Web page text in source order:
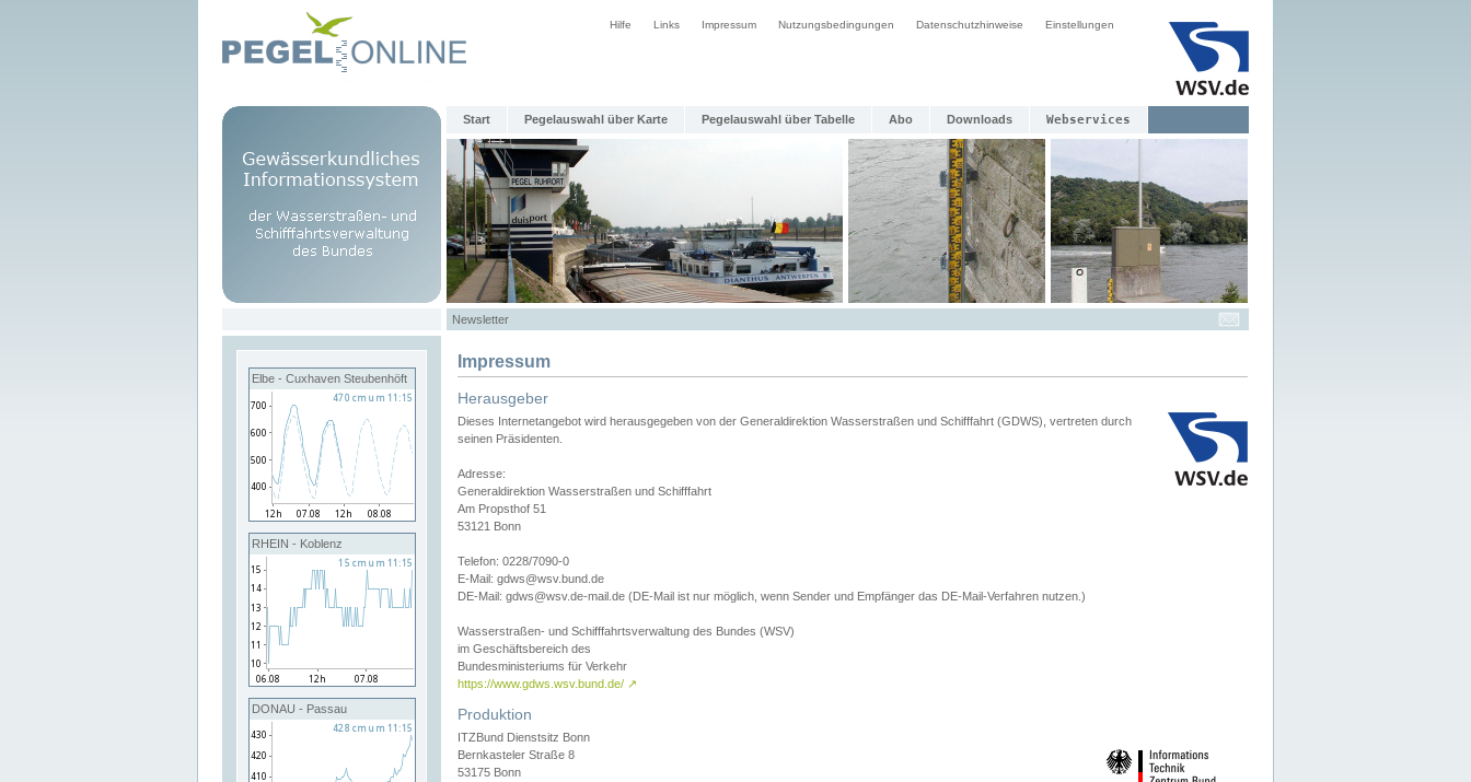
Hilfe Links Impressum Nutzungsbedingungen Datenschutzhinweise Einstellungen
Start Pegelauswahl über Karte Pegelauswahl über Tabelle Abo Downloads Webservices
Newsletter
Elbe - Cuxhaven Steubenhöft
RHEIN - Koblenz
DONAU - Passau
Impressum
Herausgeber
Dieses Internetangebot wird herausgegeben von der Generaldirektion Wasserstraßen und Schifffahrt (GDWS), vertreten durch
seinen Präsidenten.
Adresse:
Generaldirektion Wasserstraßen und Schifffahrt
Am Propsthof 51
53121 Bonn
Telefon: 0228/7090-0
E-Mail: gdws@wsv.bund.de
DE-Mail: gdws@wsv.de-mail.de (DE-Mail ist nur möglich, wenn Sender und Empfänger das DE-Mail-Verfahren nutzen.)
Wasserstraßen- und Schifffahrtsverwaltung des Bundes (WSV)
im Geschäftsbereich des
Bundesministeriums für Verkehr
https://www.gdws.wsv.bund.de/ ↗
Produktion
ITZBund Dienstsitz Bonn
Bernkasteler Straße 8
53175 Bonn